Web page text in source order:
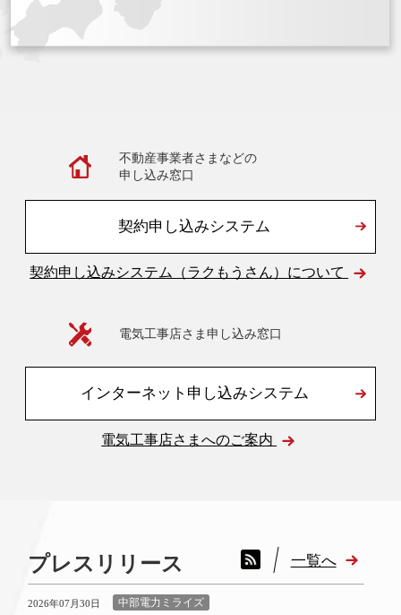
不動産事業者さまなどの
申し込み窓口
契約申し込みシステム
契約申し込みシステム（ラクもうさん）について
電気工事店さま申し込み窓口
インターネット申し込みシステム
電気工事店さまへのご案内
プレスリリース 一覧へ
2026年07月30日 中部電力ミライズ